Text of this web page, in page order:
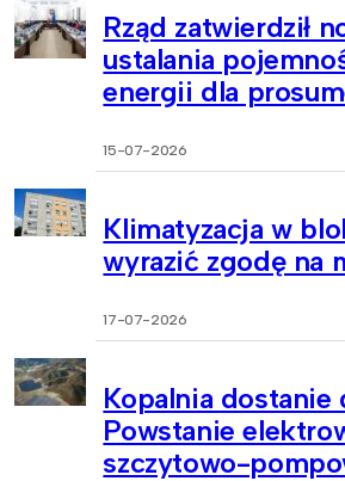
Rząd zatwierdził
ustalania
energii dla
15-07-2026
Klimatyzacja w
wyrazić zgodę na
17-07-2026
Kopalnia dostanie
Powstanie
szczytowo-